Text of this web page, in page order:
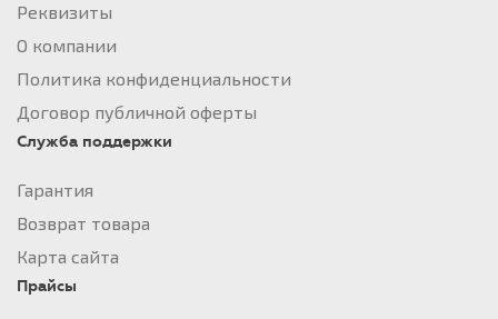
Реквизиты
О компании
Политика конфиденциальности
Договор публичной оферты
Служба поддержки
Гарантия
Возврат товара
Карта сайта
Прайсы